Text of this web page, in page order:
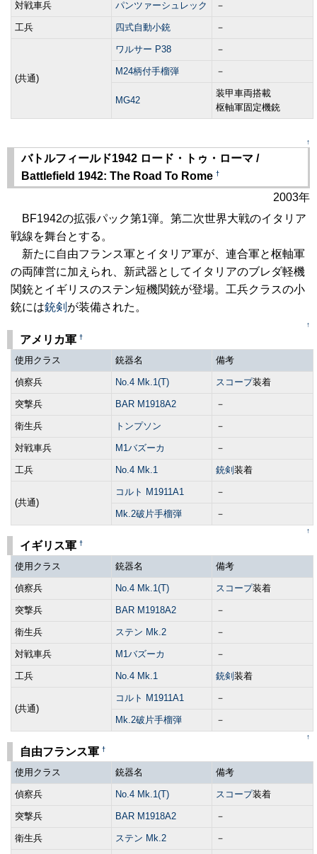
対戦車兵 パンツァーシュレック －
工兵 四式自動小銃 －
(共通)
ワルサー P38 －
M24柄付手榴弾 －
MG42
装甲車両搭載
枢軸軍固定機銃
↑
バトルフィールド1942 ロード・トゥ・ローマ /
Battlefield 1942: The Road To Rome †
2003年
BF1942の拡張パック第1弾。第二次世界大戦のイタリア
戦線を舞台とする。
新たに自由フランス軍とイタリア軍が、連合軍と枢軸軍
の両陣営に加えられ、新武器としてイタリアのブレダ軽機
関銃とイギリスのステン短機関銃が登場。工兵クラスの小
銃には銃剣 が装備された。
↑
アメリカ軍 †
使用クラス 銃器名 備考
偵察兵 No.4 Mk.1(T) スコープ装着
突撃兵 BAR M1918A2 －
衛生兵 トンプソン －
対戦車兵 M1バズーカ －
工兵 No.4 Mk.1 銃剣 装着
(共通)
コルト M1911A1 －
Mk.2破片手榴弾 －
↑
イギリス軍 †
使用クラス 銃器名 備考
偵察兵 No.4 Mk.1(T) スコープ装着
突撃兵 BAR M1918A2 －
衛生兵 ステン Mk.2 －
対戦車兵 M1バズーカ －
工兵 No.4 Mk.1 銃剣 装着
(共通)
コルト M1911A1 －
Mk.2破片手榴弾 －
↑
自由フランス軍 †
使用クラス 銃器名 備考
偵察兵 No.4 Mk.1(T) スコープ装着
突撃兵 BAR M1918A2 －
衛生兵 ステン Mk.2 －